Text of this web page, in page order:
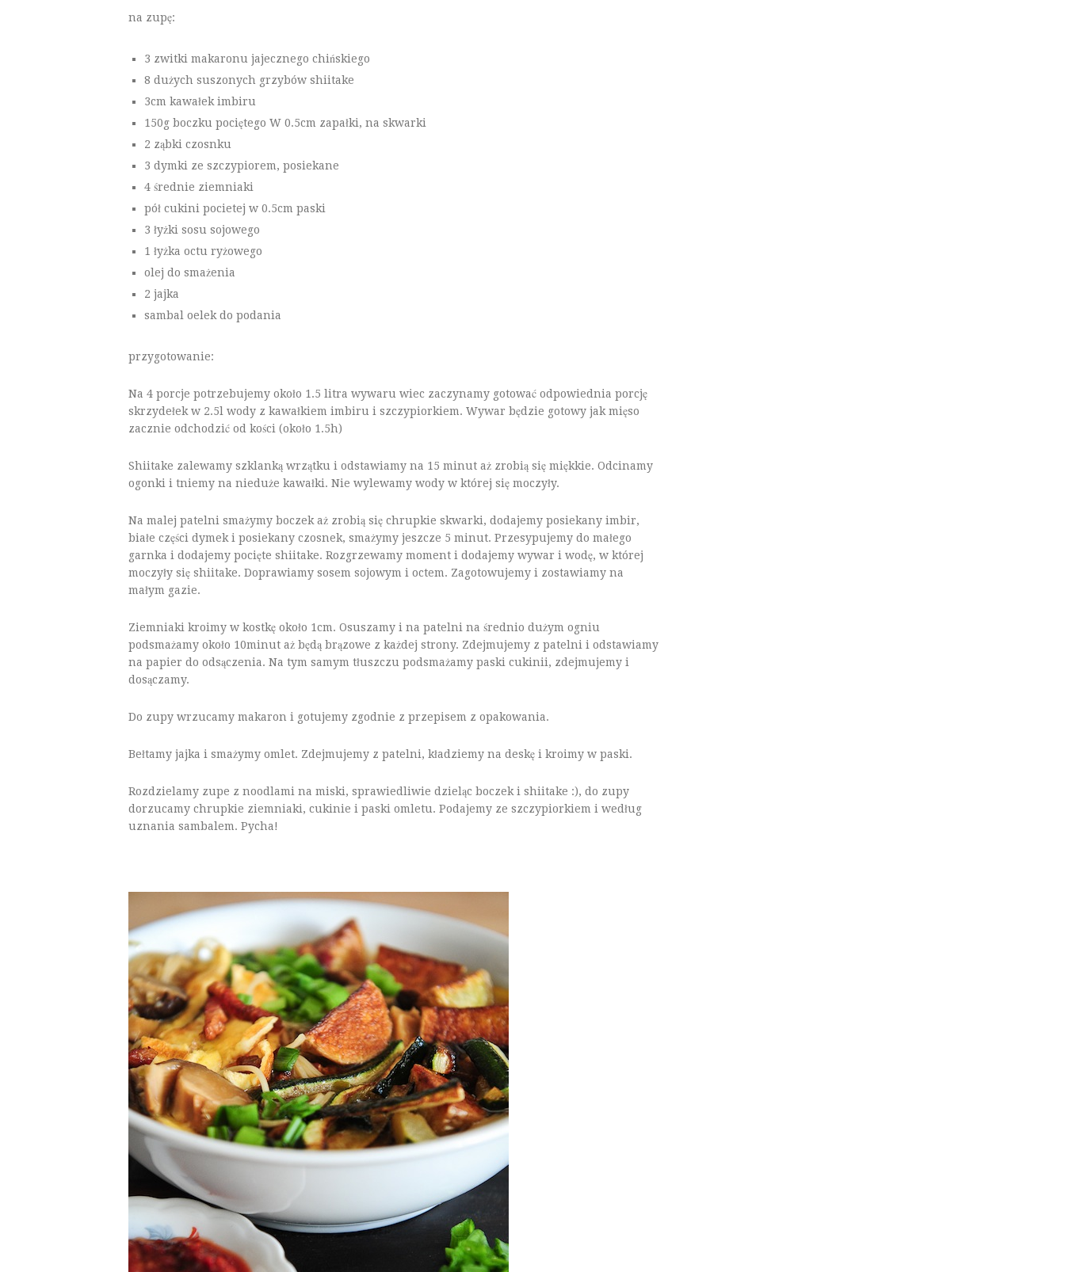
na zupę:
3 zwitki makaronu jajecznego chińskiego
8 dużych suszonych grzybów shiitake
3cm kawałek imbiru
150g boczku pociętego W 0.5cm zapałki, na skwarki
2 ząbki czosnku
3 dymki ze szczypiorem, posiekane
4 średnie ziemniaki
pół cukini pocietej w 0.5cm paski
3 łyżki sosu sojowego
1 łyżka octu ryżowego
olej do smażenia
2 jajka
sambal oelek do podania
przygotowanie:
Na 4 porcje potrzebujemy około 1.5 litra wywaru wiec zaczynamy gotować odpowiednia porcję
skrzydełek w 2.5l wody z kawałkiem imbiru i szczypiorkiem. Wywar będzie gotowy jak mięso
zacznie odchodzić od kości (około 1.5h)
Shiitake zalewamy szklanką wrzątku i odstawiamy na 15 minut aż zrobią się miękkie. Odcinamy
ogonki i tniemy na nieduże kawałki. Nie wylewamy wody w której się moczyły.
Na malej patelni smażymy boczek aż zrobią się chrupkie skwarki, dodajemy posiekany imbir,
białe części dymek i posiekany czosnek, smażymy jeszcze 5 minut. Przesypujemy do małego
garnka i dodajemy pocięte shiitake. Rozgrzewamy moment i dodajemy wywar i wodę, w której
moczyły się shiitake. Doprawiamy sosem sojowym i octem. Zagotowujemy i zostawiamy na
małym gazie.
Ziemniaki kroimy w kostkę około 1cm. Osuszamy i na patelni na średnio dużym ogniu
podsmażamy około 10minut aż będą brązowe z każdej strony. Zdejmujemy z patelni i odstawiamy
na papier do odsączenia. Na tym samym tłuszczu podsmażamy paski cukinii, zdejmujemy i
dosączamy.
Do zupy wrzucamy makaron i gotujemy zgodnie z przepisem z opakowania.
Bełtamy jajka i smażymy omlet. Zdejmujemy z patelni, kładziemy na deskę i kroimy w paski.
Rozdzielamy zupe z noodlami na miski, sprawiedliwie dzieląc boczek i shiitake :), do zupy
dorzucamy chrupkie ziemniaki, cukinie i paski omletu. Podajemy ze szczypiorkiem i według
uznania sambalem. Pycha!